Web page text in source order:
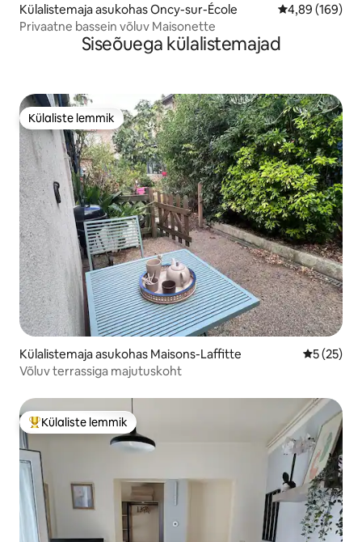
Külalistemaja asukohas Oncy-sur-École Keskmine
4,89 (169)
Privaatne bassein võluv Maisonette
Siseõuega külalistemajad
Külaliste lemmik
Külaliste lemmik
Külalistemaja asukohas Maisons-Laffitte Keskmine
5 (25)
Võluv terrassiga majutuskoht
Külaliste suur lemmik
Külaliste lemmik